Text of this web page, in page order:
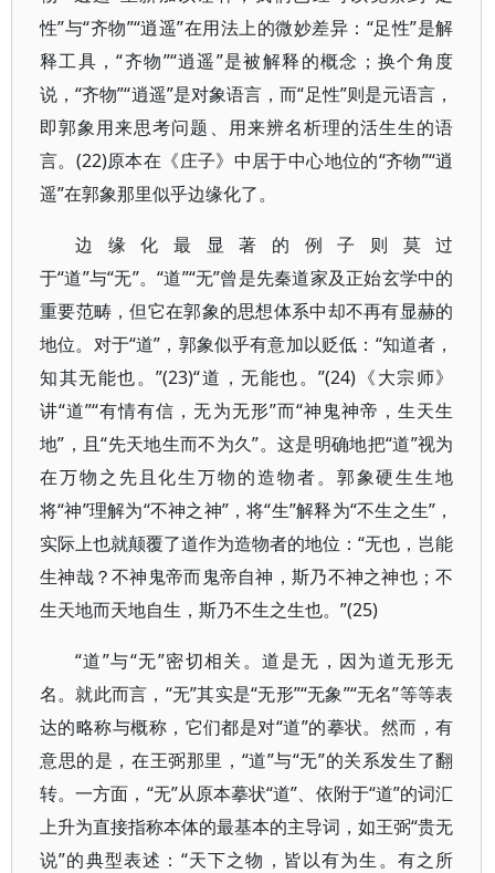
性”与“齐物”“逍遥”在用法上的微妙差异：“足性”是解
释工具，“齐物”“逍遥”是被解释的概念；换个角度
说，“齐物”“逍遥”是对象语言，而“足性”则是元语言，
即郭象用来思考问题、用来辨名析理的活生生的语
言。(22)原本在《庄子》中居于中心地位的“齐物”“逍
遥”在郭象那里似乎边缘化了。
边缘化最显著的例子则莫过
于“道”与“无”。“道”“无”曾是先秦道家及正始玄学中的
重要范畴，但它在郭象的思想体系中却不再有显赫的
地位。对于“道”，郭象似乎有意加以贬低：“知道者，
知其无能也。”(23)“道，无能也。”(24)《大宗师》
讲“道”“有情有信，无为无形”而“神鬼神帝，生天生
地”，且“先天地生而不为久”。这是明确地把“道”视为
在万物之先且化生万物的造物者。郭象硬生生地
将“神”理解为“不神之神”，将“生”解释为“不生之生”，
实际上也就颠覆了道作为造物者的地位：“无也，岂能
生神哉？不神鬼帝而鬼帝自神，斯乃不神之神也；不
生天地而天地自生，斯乃不生之生也。”(25)
“道”与“无”密切相关。道是无，因为道无形无
名。就此而言，“无”其实是“无形”“无象”“无名”等等表
达的略称与概称，它们都是对“道”的摹状。然而，有
意思的是，在王弼那里，“道”与“无”的关系发生了翻
转。一方面，“无”从原本摹状“道”、依附于“道”的词汇
上升为直接指称本体的最基本的主导词，如王弼“贵无
说”的典型表述：“天下之物，皆以有为生。有之所